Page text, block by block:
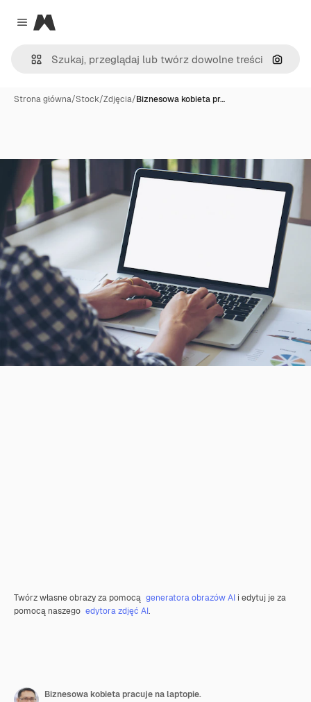
Close menu
Magnific
Szukaj
Strona główna/Stock/Zdjęcia/Biznesowa kobieta pr…
Twórz własne obrazy za pomocą generatora obrazów AI i edytuj je za
pomocą naszego edytora zdjęć AI.
Biznesowa kobieta pracuje na laptopie.